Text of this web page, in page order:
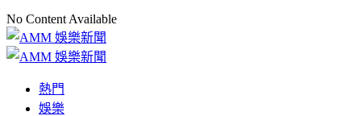
No Content Available
熱門
娛樂